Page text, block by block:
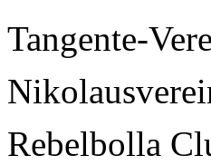
Tangente-
Rebelbolla